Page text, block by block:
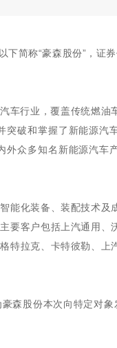
下简称“豪森股份”，证
车行业，覆盖传统燃油
突破和掌握了新能源汽
外众多知名新能源汽车
能化装备、装配技术及
要客户包括上汽通用、
特拉克、卡特彼勒、上
森股份本次向特定对